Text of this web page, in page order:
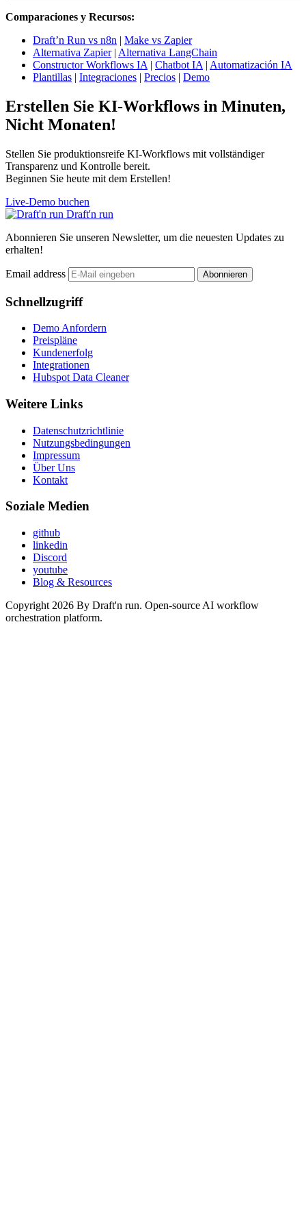
Comparaciones y Recursos:
Draft’n Run vs n8n | Make vs Zapier
Alternativa Zapier| Alternativa LangChain
Constructor Workflows IA | Chatbot IA | Automatización IA
Plantillas | Integraciones | Precios | Demo
Erstellen Sie KI-Workflows in Minuten,
Nicht Monaten!
Stellen Sie produktionsreife KI-Workflows mit vollständiger
Transparenz und Kontrolle bereit.
Beginnen Sie heute mit dem Erstellen!
Live-Demo buchen
Draft'n run
Abonnieren Sie unseren Newsletter, um die neuesten Updates zu
erhalten!
Email address Abonnieren
Schnellzugriff
Demo Anfordern
Preispläne
Kundenerfolg
Integrationen
Hubspot Data Cleaner
Weitere Links
Datenschutzrichtlinie
Nutzungsbedingungen
Impressum
Über Uns
Kontakt
Soziale Medien
github
linkedin
Discord
youtube
Blog & Resources
Copyright 2026 By Draft'n run. Open-source AI workflow
orchestration platform.